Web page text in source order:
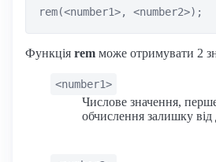
rem(<number1>, <number2>);
Функція rem може отримувати 2
<number1>
Числове значення,
обчислення залишку від